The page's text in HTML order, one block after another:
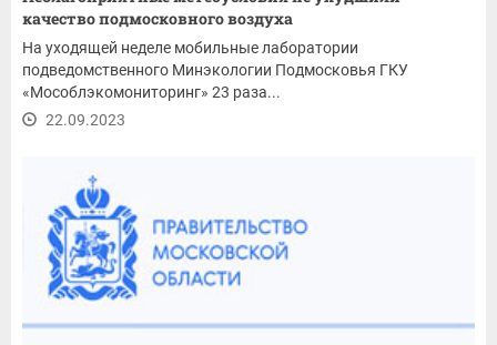
качество подмосковного воздуха
На уходящей неделе мобильные лаборатории
подведомственного Минэкологии Подмосковья ГКУ
«Мособлэкомониторинг» 23 раза...
22.09.2023